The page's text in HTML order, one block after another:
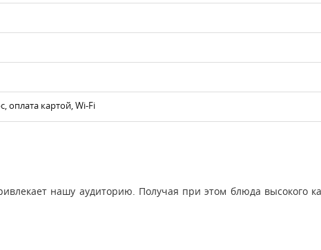
оплата картой, Wi-Fi
нашу аудиторию. Получая при этом блюда высокого